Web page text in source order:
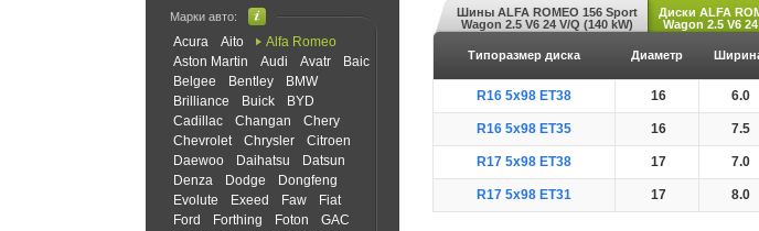
Марки авто:
Acura Aito
Alfa Romeo
Aston Martin
Audi Avatr
Baic
Belgee
Bentley
BMW
Brilliance
Buick
BYD
Cadillac
Changan
Chery
Chevrolet
Chrysler
Citroen
Daewoo
Daihatsu
Datsun
Denza
Dodge
Dongfeng
Evolute
Exeed Faw
Fiat
Ford
Forthing Foton
GAC
Шины ALFA ROMEO 156 Sport
Wagon 2.5 V6 24 V/Q (140 kW)
Диски ALFA
Wagon 2.5 V6
Типоразмер диска Диаметр
R16 5x98 ET38 16 6.0
R16 5x98 ET35 16 7.5
R17 5x98 ET38 17 7.0
R17 5x98 ET31 17 8.0